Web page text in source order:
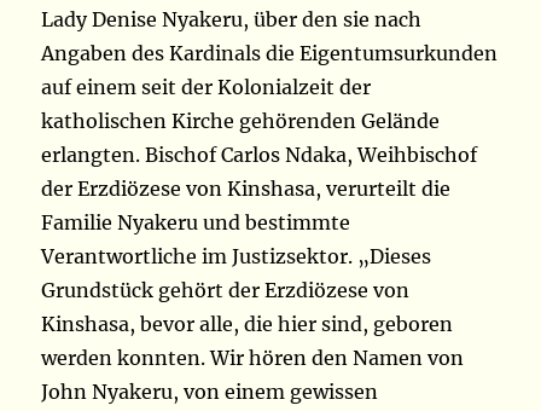
Lady Denise Nyakeru, über den sie nach
Angaben des Kardinals die Eigentumsurkunden
auf einem seit der Kolonialzeit der
katholischen Kirche gehörenden Gelände
erlangten. Bischof Carlos Ndaka, Weihbischof
der Erzdiözese von Kinshasa, verurteilt die
Familie Nyakeru und bestimmte
Verantwortliche im Justizsektor. „Dieses
Grundstück gehört der Erzdiözese von
Kinshasa, bevor alle, die hier sind, geboren
werden konnten. Wir hören den Namen von
John Nyakeru, von einem gewissen